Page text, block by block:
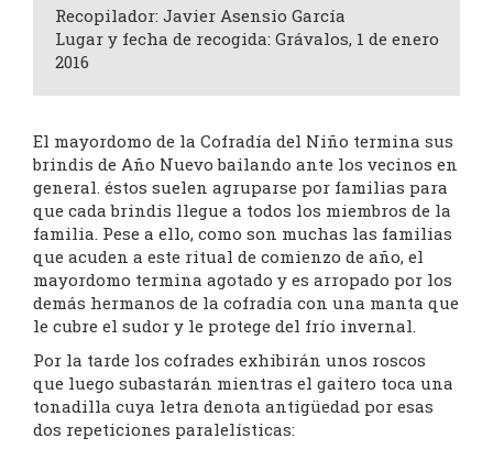
Recopilador: Javier Asensio García
Lugar y fecha de recogida: Grávalos, 1 de enero
2016
El mayordomo de la Cofradía del Niño termina sus
brindis de Año Nuevo bailando ante los vecinos en
general. éstos suelen agruparse por familias para
que cada brindis llegue a todos los miembros de la
familia. Pese a ello, como son muchas las familias
que acuden a este ritual de comienzo de año, el
mayordomo termina agotado y es arropado por los
demás hermanos de la cofradía con una manta que
le cubre el sudor y le protege del frío invernal.
Por la tarde los cofrades exhibirán unos roscos
que luego subastarán mientras el gaitero toca una
tonadilla cuya letra denota antigüedad por esas
dos repeticiones paralelísticas: